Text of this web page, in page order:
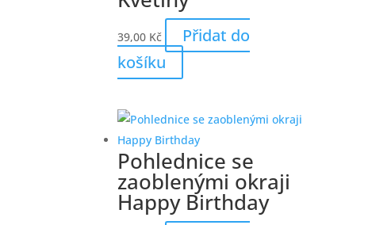
39,00 Kč
Přidat do
košíku
Pohlednice se
zaoblenými okraji
Happy Birthday